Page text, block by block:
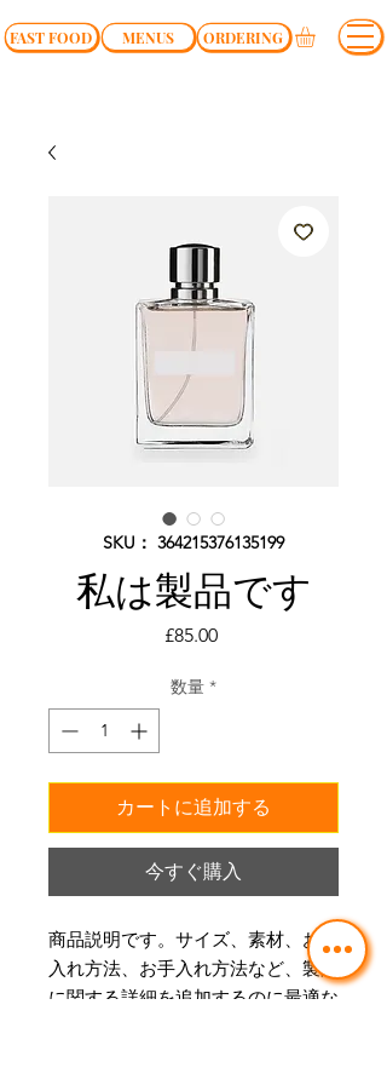
FAST FOOD MENUS ORDERING
SKU： 364215376135199
私は製品です
£85.00価
数量 *
カートに追加する
今すぐ購入
商品説明です。サイズ、素材、お手
入れ方法、お手入れ方法など、製品
に関する詳細を追加するのに最適な